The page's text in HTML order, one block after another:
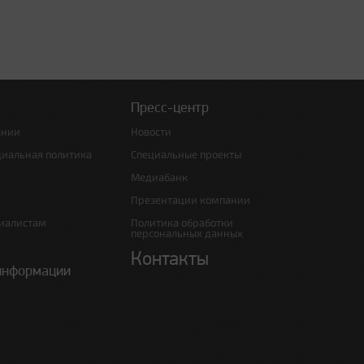
политика
Пресс-центр
Новости
Специальные проекты
Медиабанк
Презентации компании
Политика обработки
персональных данных
Контакты